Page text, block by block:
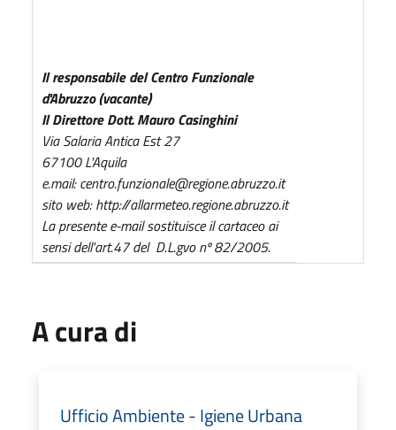
Il responsabile del Centro Funzionale
d'Abruzzo (vacante)
Il Direttore Dott. Mauro Casinghini
Via Salaria Antica Est 27
67100 L'Aquila
e.mail: centro.funzionale@regione.abruzzo.it
sito web: http://allarmeteo.regione.abruzzo.it
La presente e-mail sostituisce il cartaceo ai
sensi dell'art.47 del D.L.gvo nº 82/2005.
A cura di
Ufficio Ambiente - Igiene Urbana